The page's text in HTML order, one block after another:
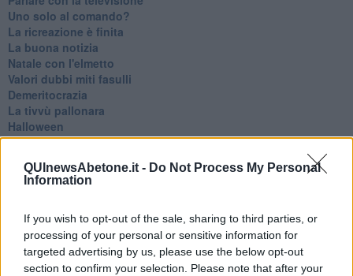
QUInewsAbetone.it - Do Not Process My Personal
Information
If you wish to opt-out of the sale, sharing to third parties, or
processing of your personal or sensitive information for
targeted advertising by us, please use the below opt-out
section to confirm your selection. Please note that after your
Uno solo al comando?
La ricreazione è finita
La buona notizia
Natale con l'elmetto
Valori dubbi miti fasulli
Demeritocrazia
La tivvù pallonara
Halloween
​Lucrezia Borgia, una storia di potere
Il terzo compito
L'abiura di Galileo
La guerricciola delle due rose
La truffa all'anziano
Alla fermata dell'autobus
La repressione sessuale per sentito dire